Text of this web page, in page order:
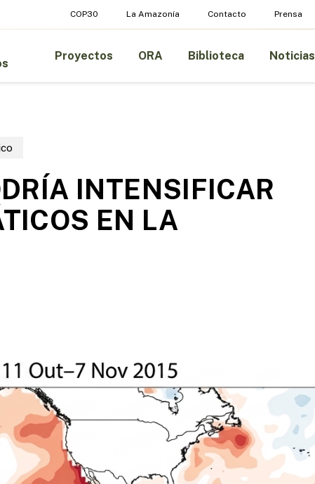
COP30 La Amazonía Contacto Prensa
Proyectos ORA Biblioteca Noticias
INTENSIFICAR
EN LA